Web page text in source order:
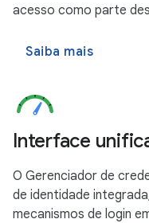
acesso como parte
Saiba mais
Interface
O Gerenciador de
de identidade
mecanismos de login